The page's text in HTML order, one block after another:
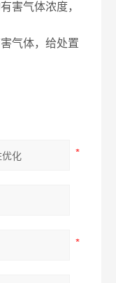
害气体浓度，
气体，给处置